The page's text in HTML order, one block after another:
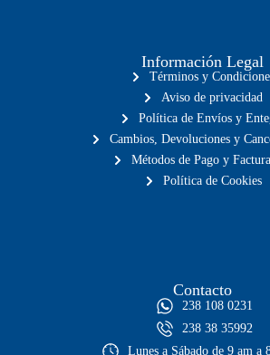
Información Legal
Términos y
Aviso de privacidad
Política de Envíos y
Cambios, Devoluciones y
Métodos de Pago y
Política de Cookies
Contacto
238 108 0231
238 38 35992
Lunes a Sábado de 9 am a